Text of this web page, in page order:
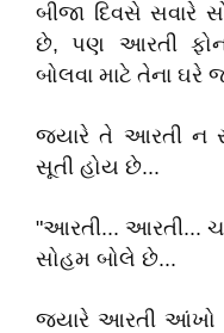
બીજા દિવસે સવારે
છે, પણ આરતી ફોન
બોલવા માટે તેના ઘરે
જયારે તે આરતી ન
સૂતી હોય છે...
"આરતી... આરતી...
સોહમ બોલે છે...
જયારે આરતી આંખો